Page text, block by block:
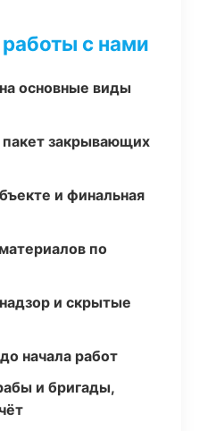
с нами
основные виды
закрывающих
и финальная
по
и скрытые
начала работ
и бригады,